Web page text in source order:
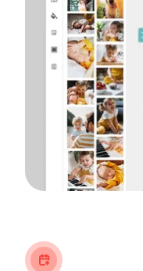
calendar_plus